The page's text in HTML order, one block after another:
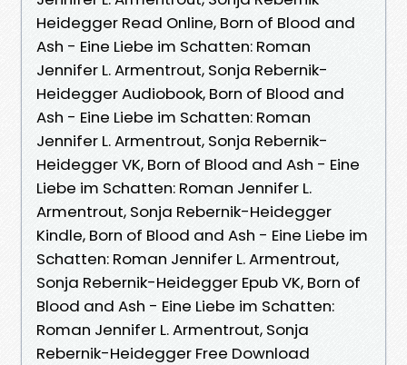
Heidegger Read Online, Born of Blood and
Ash - Eine Liebe im Schatten: Roman
Jennifer L. Armentrout, Sonja Rebernik-
Heidegger Audiobook, Born of Blood and
Ash - Eine Liebe im Schatten: Roman
Jennifer L. Armentrout, Sonja Rebernik-
Heidegger VK, Born of Blood and Ash - Eine
Liebe im Schatten: Roman Jennifer L.
Armentrout, Sonja Rebernik-Heidegger
Kindle, Born of Blood and Ash - Eine Liebe im
Schatten: Roman Jennifer L. Armentrout,
Sonja Rebernik-Heidegger Epub VK, Born of
Blood and Ash - Eine Liebe im Schatten:
Roman Jennifer L. Armentrout, Sonja
Rebernik-Heidegger Free Download